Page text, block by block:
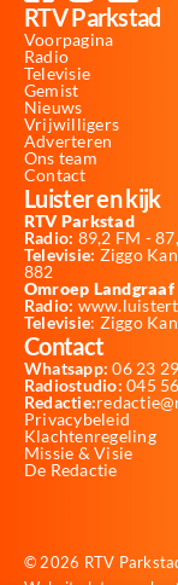
RTV Parkstad
Voorpagina
Radio
Televisie
Gemist
Nieuws
Vrijwilligers
Adverteren
Ons team
Contact
Luister en kijk
RTV Parkstad
Radio: 89,2 FM -
Televisie: Ziggo
882
Omroep Landgraaf
Radio:
Televisie: Ziggo
Contact
Whatsapp: 06 23
Radiostudio: 045
Redactie:
Privacybeleid
Klachtenregeling
Missie & Visie
De Redactie
© 2026 RTV